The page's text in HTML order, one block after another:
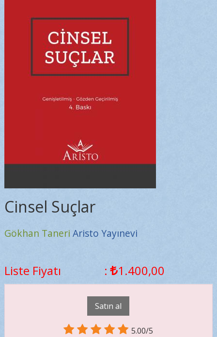
Cinsel Suçlar
Gökhan Taneri Aristo Yayınevi
Liste Fiyatı : 1.400,00
Satın al
5.00/5